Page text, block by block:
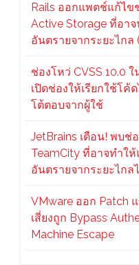
Rails ออกแพตช์แก้ไข
Active Storage ที่อา
อันตรายจากระยะไกล
ช่องโหว่ CVSS 10.0
เปิดช่องให้เรียกใช้โค้
โต้ตอบจากผู้ใช้
JetBrains เตือน! พบช่
TeamCity ที่อาจทำใ
อันตรายจากระยะไกล
VMware ออก Patch
เสี่ยงถูก Bypass
Machine Escape